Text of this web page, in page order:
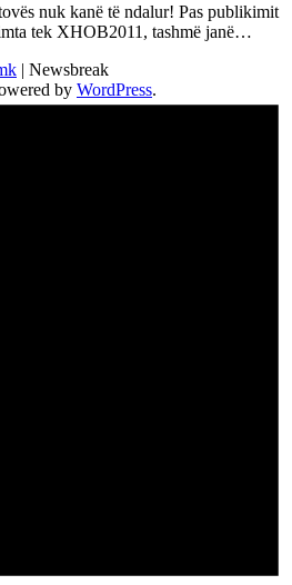
nuk kanë të ndalur! Pas publikimit
tek XHOB2011, tashmë janë…
| Newsbreak
by WordPress.